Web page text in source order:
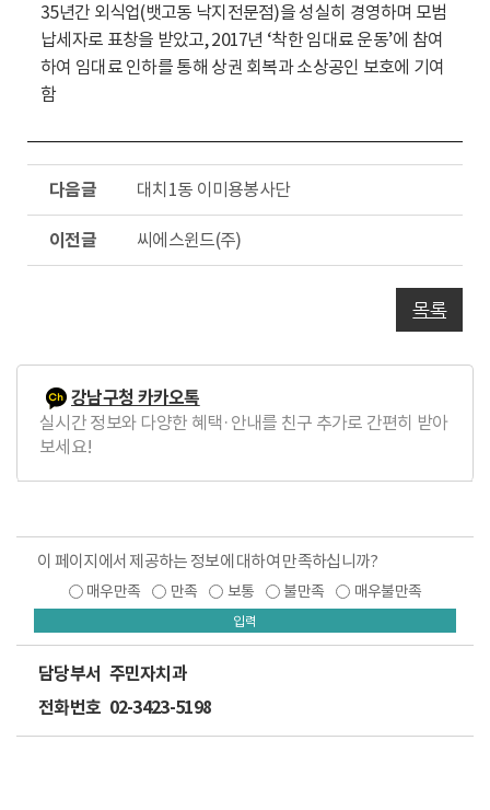
35년간 외식업(뱃고동 낙지전문점)을 성실히 경영하며 모범
납세자로 표창을 받았고, 2017년 ‘착한 임대료 운동’에 참여
하여 임대료 인하를 통해 상권 회복과 소상공인 보호에 기여
함
글
대치1동 이미용봉사단
글
씨에스윈드(주)
목록
강남구청 카카오톡
실시간 정보와 다양한 혜택·안내를 친구 추가로 간편히 받아
보세요!
이 페이지에서 제공하는 정보에 대하여 만족하십니까?
매우만족 만족 보통 불만족 매우불만족
입력
담당부서 주민자치과
전화번호 02-3423-5198